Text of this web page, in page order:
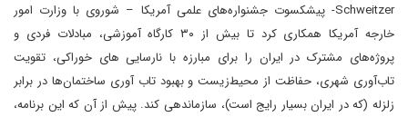
Schweitzer- پیشکسوت جشنواره‌های علمی آمریکا – شوروی با وزارت امور
خارجه آمریکا همکاری کرد تا بیش از ۳۰ کارگاه آموزشی، مبادلات فردی و
پروژه‌های مشترک در ایران را برای مبارزه با نارسایی های خوراکی، تقویت
تاب‌آوری شهری، حفاظت از محیط‌زیست و بهبود تاب آوری ساختمان‌ها در برابر
زلزله (که در ایران بسیار رایج است)، سازماندهی کند. پیش از آن که این برنامه،